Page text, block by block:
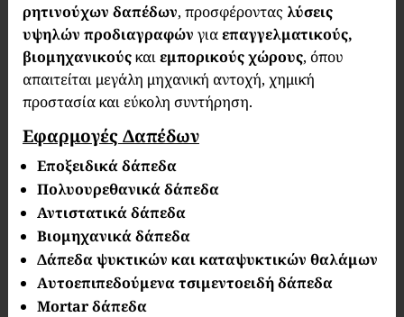
ρητινούχων δαπέδων, προσφέροντας λύσεις
υψηλών προδιαγραφών γιαεπαγγελματικούς,
βιομηχανικούςκαιεμπορικούς χώρους, όπου
απαιτείται μεγάλη μηχανική αντοχή, χημική
προστασία και εύκολη συντήρηση.
Εφαρμογές Δαπέδων
Εποξειδικά δάπεδα
Πολυουρεθανικά δάπεδα
Αντιστατικά δάπεδα
Βιομηχανικά δάπεδα
Δάπεδα ψυκτικών και καταψυκτικών θαλάμων
Αυτοεπιπεδούμενα τσιμεντοειδή δάπεδα
Mortar δάπεδα